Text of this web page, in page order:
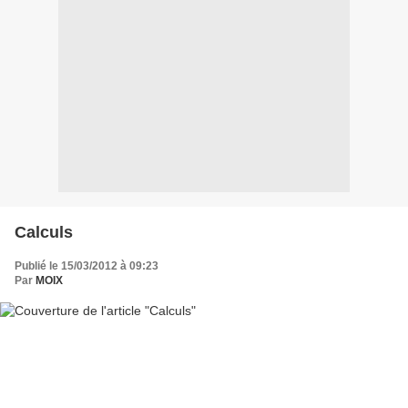
Calculs
Publié le 15/03/2012 à 09:23
Par MOIX